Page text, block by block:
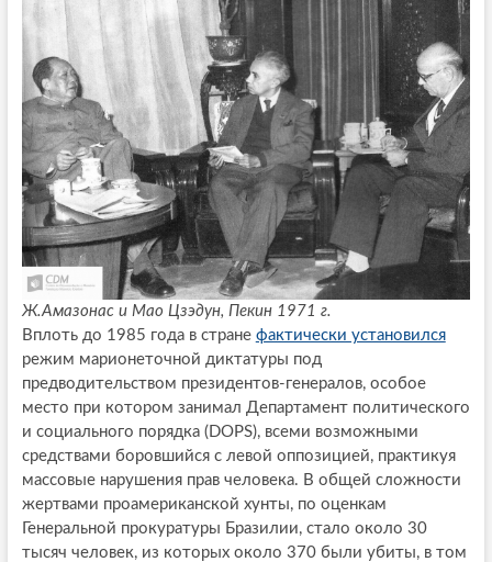
Ж.Амазонас и Мао Цзэдун, Пекин 1971 г.
Вплоть до 1985 года в стране фактически установился
режим марионеточной диктатуры под
предводительством президентов-генералов, особое
место при котором занимал Департамент политического
и социального порядка (DOPS), всеми возможными
средствами боровшийся с левой оппозицией, практикуя
массовые нарушения прав человека. В общей сложности
жертвами проамериканской хунты, по оценкам
Генеральной прокуратуры Бразилии, стало около 30
тысяч человек, из которых около 370 были убиты, в том